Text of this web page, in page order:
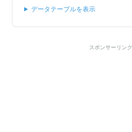
データテーブルを表示
スポンサーリンク